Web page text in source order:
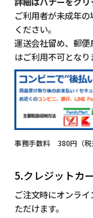
ご利用者が未成年
ください。
運送会社留め、郵
はご利用不可となり
事務手数料 380円（税
5.クレジットカ
ご注文時にオンラ
ただけます。